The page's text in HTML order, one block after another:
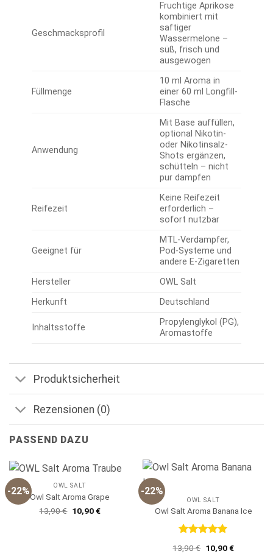
Geschmacksprofil
Fruchtige Aprikose
kombiniert mit
saftiger
Wassermelone –
süß, frisch und
ausgewogen
Füllmenge
10 ml Aroma in
einer 60 ml Longfill-
Flasche
Anwendung
Mit Base auffüllen,
optional Nikotin-
oder Nikotinsalz-
Shots ergänzen,
schütteln – nicht
pur dampfen
Reifezeit
Keine Reifezeit
erforderlich –
sofort nutzbar
Geeignet für
MTL-Verdampfer,
Pod-Systeme und
andere E-Zigaretten
Hersteller
OWL Salt
Herkunft
Deutschland
Inhaltsstoffe
Propylenglykol (PG),
Aromastoffe
Produktsicherheit
Rezensionen (0)
PASSEND DAZU
-22% OWL SALT
Owl Salt Aroma Grape
13,90€ Ursprünglicher
Preis
10,90€Aktueller
-22%
OWL SALT
Owl Salt Aroma Banana Ice
13,90€ Ursprünglicher
10,90€Aktueller